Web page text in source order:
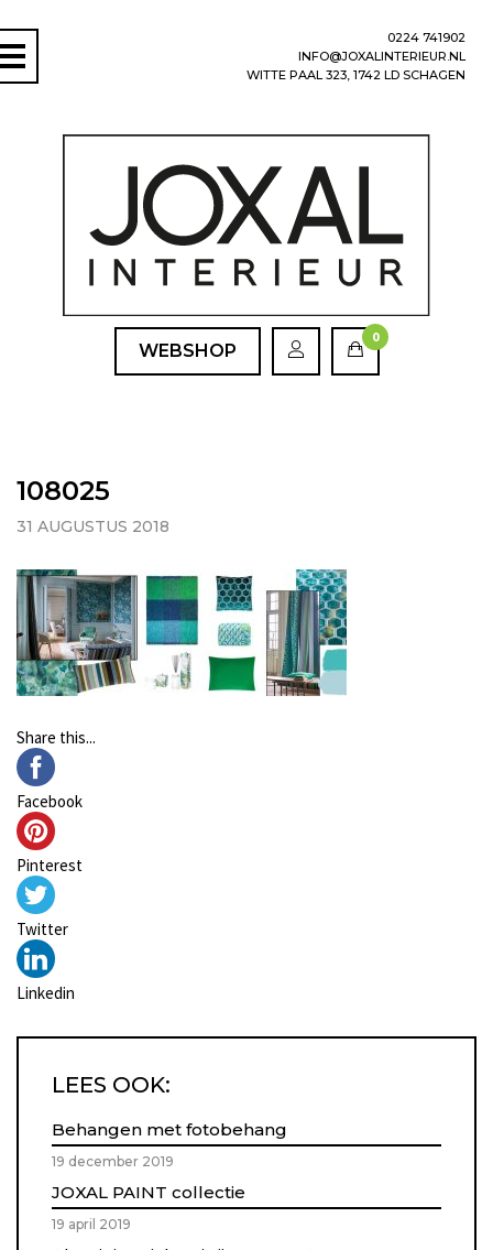
0224 741902
INFO@JOXALINTERIEUR.NL
WITTE PAAL 323, 1742 LD SCHAGEN
WEBSHOP
0
108025
31 AUGUSTUS 2018
Share this...
Facebook
Pinterest
Twitter
Linkedin
LEES OOK:
Behangen met fotobehang
19 december 2019
JOXAL PAINT collectie
19 april 2019